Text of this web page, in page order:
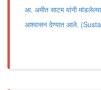
आ. अमीत साटम यांनी
आश्वासन देण्यात आले.